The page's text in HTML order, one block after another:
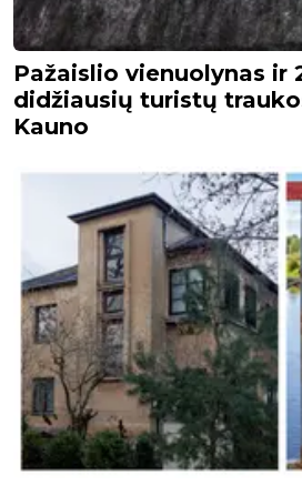
Pažaislio vienuolynas ir
didžiausių turistų
Kauno